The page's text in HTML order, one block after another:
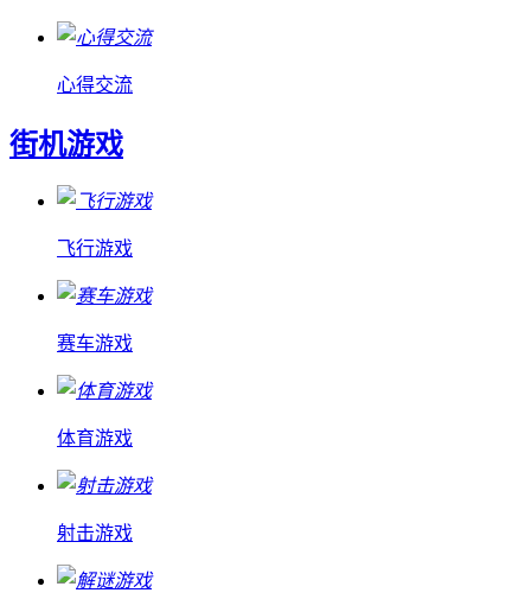
心得交流
街机游戏
飞行游戏
赛车游戏
体育游戏
射击游戏